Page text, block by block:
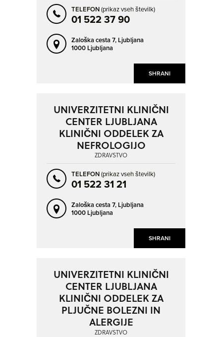
SHRANI
TELEFON(prikaz vseh številk)
01 522 37 90
Zaloška cesta 7, Ljubljana
1000 Ljubljana
SHRANI
UNIVERZITETNI KLINIČNI
CENTER LJUBLJANA
KLINIČNI ODDELEK ZA
NEFROLOGIJO
ZDRAVSTVO
TELEFON(prikaz vseh številk)
01 522 31 21
Zaloška cesta 7, Ljubljana
1000 Ljubljana
UNIVERZITETNI KLINIČNI
CENTER LJUBLJANA
KLINIČNI ODDELEK ZA
PLJUČNE BOLEZNI IN
ALERGIJE
ZDRAVSTVO